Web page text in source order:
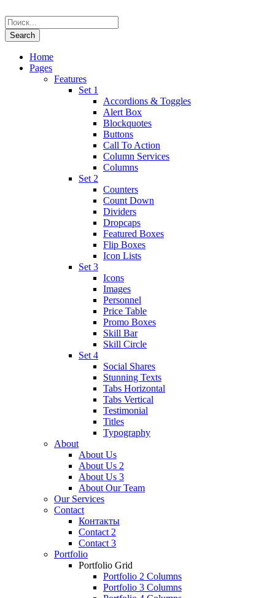
Home
Pages
Features
Set 1
Accordions & Toggles
Alert Box
Blockquotes
Buttons
Call To Action
Column Services
Columns
Set 2
Counters
Count Down
Dividers
Dropcaps
Featured Boxes
Flip Boxes
Icon Lists
Set 3
Icons
Images
Personnel
Price Table
Promo Boxes
Skill Bar
Skill Circle
Set 4
Social Shares
Stunning Texts
Tabs Horizontal
Tabs Vertical
Testimonial
Titles
Typography
About
About Us
About Us 2
About Us 3
About Our Team
Our Services
Contact
Контакты
Contact 2
Contact 3
Portfolio
Portfolio Grid
Portfolio 2 Columns
Portfolio 3 Columns